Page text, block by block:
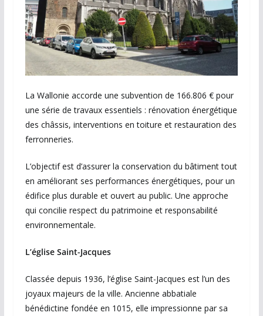
La Wallonie accorde une subvention de 166.806 € pour
une série de travaux essentiels : rénovation énergétique
des châssis, interventions en toiture et restauration des
ferronneries.
L’objectif est d’assurer la conservation du bâtiment tout
en améliorant ses performances énergétiques, pour un
édifice plus durable et ouvert au public. Une approche
qui concilie respect du patrimoine et responsabilité
environnementale.
L’église Saint-Jacques
Classée depuis 1936, l’église Saint-Jacques est l’un des
joyaux majeurs de la ville. Ancienne abbatiale
bénédictine fondée en 1015, elle impressionne par sa